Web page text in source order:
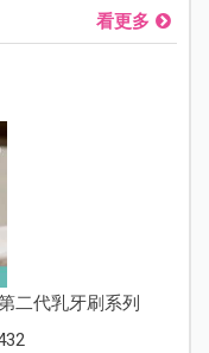
看更多
二代乳牙刷系列